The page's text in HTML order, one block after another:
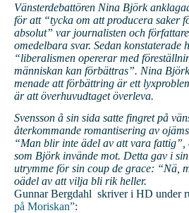
Vänsterdebattören Nina Björk
för att “tycka om att producera saker
absolut” var journalisten och
omedelbara svar. Sedan konstaterade
“liberalismen opererar med
människan kan förbättras”. Nina
menade att förbättring är ett
är att överhuvudtaget överleva.
Svensson å sin sida satte fingret på
återkommande romantisering av
“Man blir inte ädel av att vara fattig”,
som Björk invände mot. Detta gav i
utrymme för sin coup de grace: “Nä,
oädel av att vilja bli rik heller.
Gunnar Bergdahl skriver i HD under
på Moriskan”: